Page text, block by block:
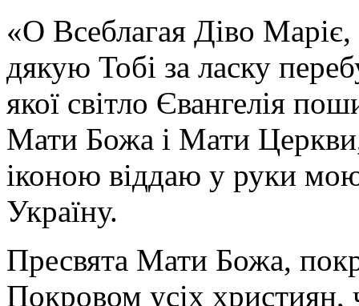
«О Всеблагая Діво
дякую Тобі за ласку
якої світло Євангелія
Мати Божа і Мати
іконою віддаю у руки
Україну.
Пресвята Мати Божа,
Покровом усіх християн,